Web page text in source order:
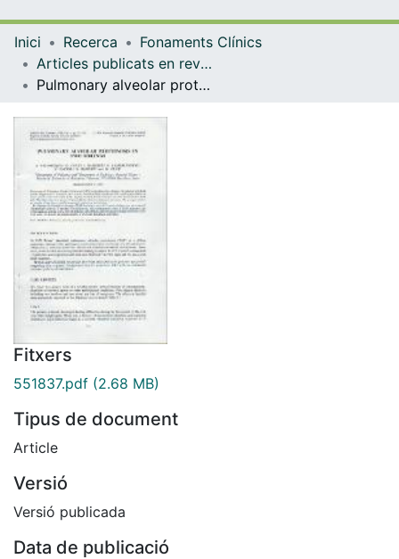
Navega per tot el DD
Com publicar
Inici Recerca
Fonaments Clínics
Articles publicats en revistes (Fonaments Clínics)
Pulmonary alveolar proteinosis in two siblings
Fitxers
551837.pdf (2.68 MB)
Tipus de document
Article
Versió
Versió publicada
Data de publicació